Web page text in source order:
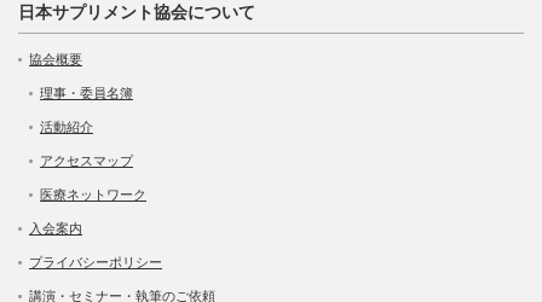
日本サプリメント協会について
協会概要
理事・委員名簿
活動紹介
アクセスマップ
医療ネットワーク
入会案内
プライバシーポリシー
講演・セミナー・執筆のご依頼